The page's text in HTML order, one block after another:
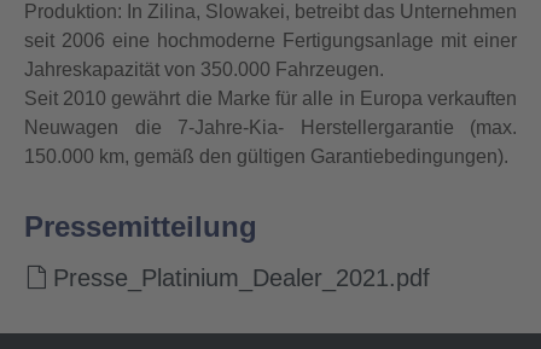
Produktion: In Zilina, Slowakei, betreibt das Unternehmen
seit 2006 eine hochmoderne Fertigungsanlage mit einer
Jahreskapazität von 350.000 Fahrzeugen.
Seit 2010 gewährt die Marke für alle in Europa verkauften
Neuwagen die 7-Jahre-Kia- Herstellergarantie (max.
150.000 km, gemäß den gültigen Garantiebedingungen).
Pressemitteilung
Presse_Platinium_Dealer_2021.pdf